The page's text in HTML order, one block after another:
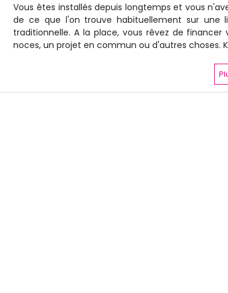
Vous êtes installés depuis longtemps et vous
de ce que l'on trouve habituellement sur une
traditionnelle. A la place, vous rêvez de financer
noces, un projet en commun ou d'autres choses.